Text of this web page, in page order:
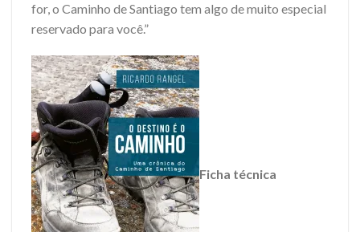
for, o Caminho de Santiago tem algo de muito especial
reservado para você.”
Ficha técnica